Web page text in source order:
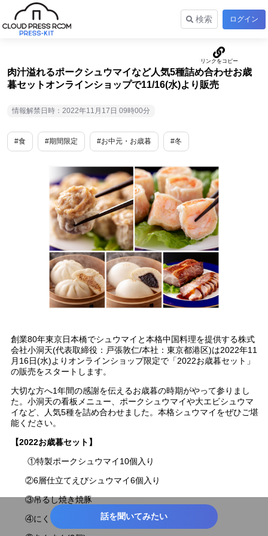
検索 ログイン
肉汁溢れるポークシュウマイなど人気5種詰め合わせお歳
暮セットオンラインショップで11/16(水)より販売
情報解禁日時：2022年11月17日 09時00分
#食 #期間限定 #お中元・お歳暮 #冬
創業80年東京日本橋でシュウマイと本格中国料理を提供する株式
会社小洞天(代表取締役：戸張敦仁/本社：東京都港区)は2022年11
月16日(水)よりオンラインショップ限定で「2022お歳暮セット」
の販売をスタートします。
大切な方へ1年間の感謝を伝えるお歳暮の時期がやって参りまし
た。小洞天の看板メニュー、ポークシュウマイや大エビシュウマ
イなど、人気5種を詰め合わせました。本格シュウマイをぜひご堪
能ください。
【2022お歳暮セット】
①特製ポークシュウマイ10個入り
②6層仕立てえびシュウマイ6個入り
③吊るし焼き焼豚
④にくまん(2個)
話を聞いてみたい